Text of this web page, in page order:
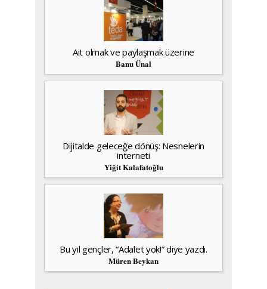
Ait olmak ve paylaşmak üzerine
Banu Ünal
Dijitalde geleceğe dönüş: Nesnelerin
interneti
Yiğit Kalafatoğlu
Bu yıl gençler, “Adalet yok!” diye yazdı.
Müren Beykan